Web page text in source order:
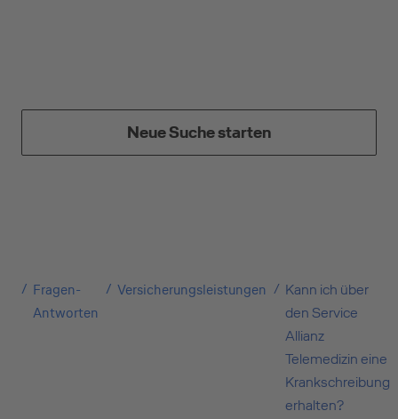
Neue Suche starten
Fragen-
Antworten
Versicherungsleistungen
Kann ich über
den Service
Allianz
Telemedizin eine
Krankschreibung
erhalten?
Suchen Sie eine Kreditkarte für die private oder
geschäftliche Nutzung? Oder möchten Sie
Kreditkarten für Ihr Unternehmen beantragen?
Über die Auswahl gelangen Sie direkt in den